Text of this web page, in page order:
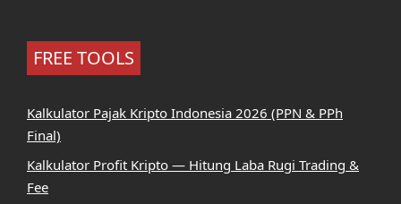
FREE TOOLS
Kalkulator Pajak Kripto Indonesia 2026 (PPN & PPh
Final)
Kalkulator Profit Kripto — Hitung Laba Rugi Trading &
Fee